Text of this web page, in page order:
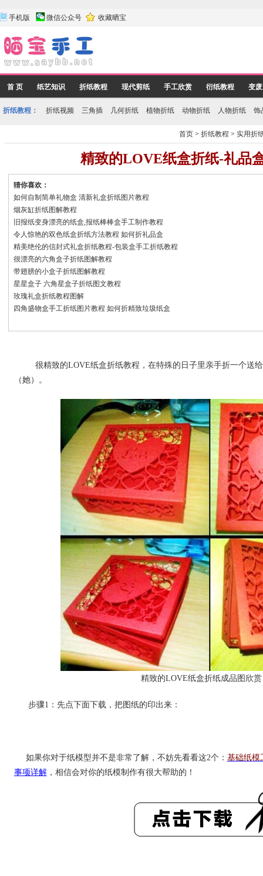
手机版 微信公众号 收藏晒宝
首 页 纸艺知识 折纸教程 现代剪纸 手工欣赏 衍纸教程 变
折纸教程： 折纸视频 三角插 几何折纸 植物折纸 动物折纸 人物折纸 饰
首页 >折纸教程 >实用折
精致的LOVE纸盒折纸-礼品
猜你喜欢：
如何自制简单礼物盒 清新礼盒折纸图片教程
烟灰缸折纸图解教程
旧报纸变身漂亮的纸盒,报纸棒棒盒手工制作教程
令人惊艳的双色纸盒折纸方法教程 如何折礼品盒
精美绝伦的信封式礼盒折纸教程-包装盒手工折纸教程
很漂亮的六角盒子折纸图解教程
带翅膀的小盒子折纸图解教程
星星盒子 六角星盒子折纸图文教程
玫瑰礼盒折纸教程图解
四角盛物盒手工折纸图片教程 如何折精致垃圾纸盒
很精致的LOVE纸盒折纸教程，在特殊的日子里亲手折一个送
（她）。
精致的LOVE纸盒折纸成品图欣赏
步骤1：先点下面下载，把图纸的印出来：
如果你对于纸模型并不是非常了解，不妨先看看这2个： 基础纸模
事项详解，相信会对你的纸模制作有很大帮助的！